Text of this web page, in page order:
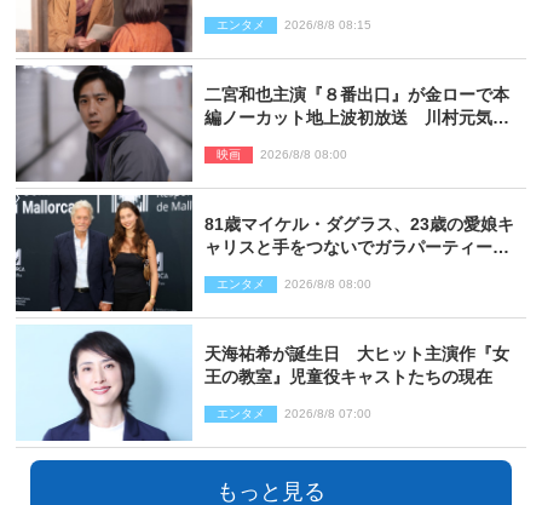
エンタメ 2026/8/8 08:15
二宮和也主演『８番出口』が金ローで本
編ノーカット地上波初放送 川村元気監
映画 2026/8/8 08:00
81歳マイケル・ダグラス、23歳の愛娘キ
ャリスと手をつないでガラパーティーに
エンタメ 2026/8/8 08:00
天海祐希が誕生日 大ヒット主演作『女
王の教室』児童役キャストたちの現在
エンタメ 2026/8/8 07:00
もっと見る